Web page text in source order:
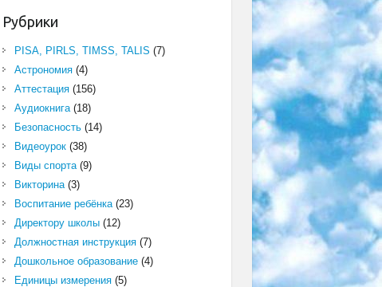
Рубрики
PISA, PIRLS, TIMSS, TALIS (7)
Астрономия(4)
Аттестация(156)
Аудиокнига(18)
Безопасность(14)
Видеоурок(38)
Виды спорта(9)
Викторина(3)
Воспитание ребёнка(23)
Директору школы(12)
Должностная инструкция(7)
Дошкольное образование(4)
Единицы измерения(5)